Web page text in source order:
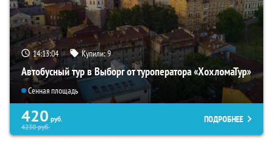
14:13:03 Купили:9
Автобусный тур в Выборг от туроператора «ХохломаТур»
Сенная площадь
420 руб.
4230руб.
ПОДРОБНЕЕ